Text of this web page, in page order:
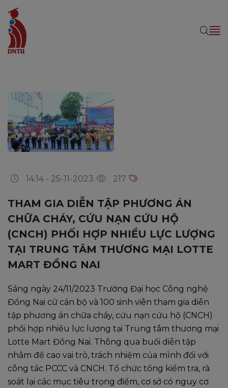
14:14 - 25-11-2023 217
THAM GIA DIỄN TẬP PHƯƠNG ÁN
CHỮA CHÁY, CỨU NẠN CỨU HỘ
(CNCH) PHỐI HỢP NHIỀU LỰC LƯỢNG
TẠI TRUNG TÂM THƯƠNG MẠI LOTTE
MART ĐỒNG NAI
Sáng ngày 24/11/2023 Trường Đại học Công nghệ
Đồng Nai cử cán bộ và 100 sinh viên tham gia diễn
tập phương án chữa cháy, cứu nạn cứu hộ (CNCH)
phối hợp nhiều lực lượng tại Trung tâm thương mại
Lotte Mart Đồng Nai. Thông qua buổi diễn tập
nhằm đề cao vai trò, trách nhiệm của mình đối với
công tác PCCC và CNCH. Tổ chức tổng kiểm tra, rà
soát lại các mục tiêu trọng điểm, cơ sở có nguy cơ